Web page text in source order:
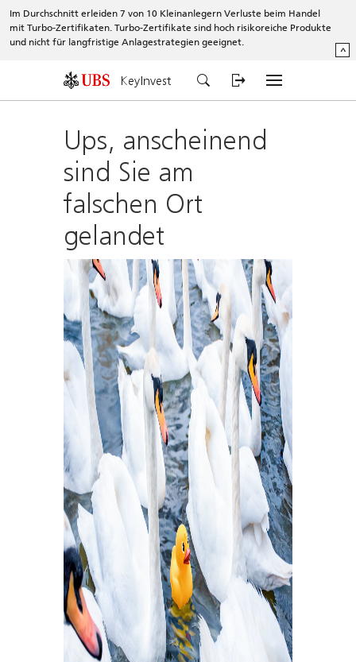
Im Durchschnitt erleiden 7 von 10 Kleinanlegern Verluste beim Handel
mit Turbo-Zertifikaten. Turbo-Zertifikate sind hoch risikoreiche Produkte
und nicht für langfristige Anlagestrategien geeignet.
^
KeyInvest
Ups, anscheinend
sind Sie am
falschen Ort
gelandet